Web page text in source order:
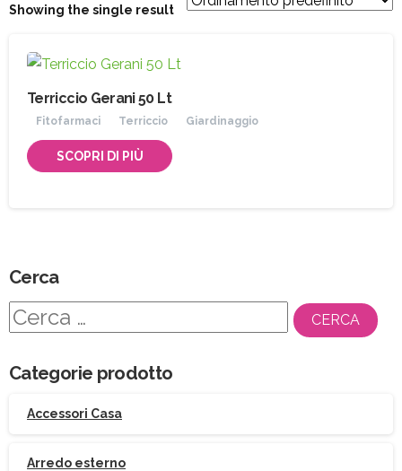
Showing the single result
Terriccio Gerani 50 Lt
Fitofarmaci Terriccio Giardinaggio
SCOPRI DI PIÙ
Cerca
Ricerca
Categorie prodotto
Accessori Casa
Arredo esterno